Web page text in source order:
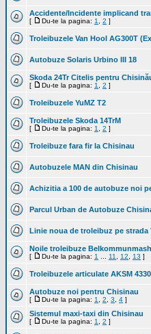
Accidente/Incidente implicand
[ Du-te la pagina: 1 2 ]
Troleibuzele Van Hool AG300T
Autobuze Solaris Urbino III 18
Skoda 24Tr Citelis pentru
[ Du-te la pagina: 1 2 ]
Troleibuzele YuMZ T2
Troleibuzele Skoda 14TrM
[ Du-te la pagina: 1 2 ]
Troleibuze fara fir la Chisinau
Autobuzele MAN din Chisinau
Achizitia a 100 de autobuze noi
Parcul Urban de Autobuze
Linie noua de troleibuz pe strada
Noile troleibuze
[ Du-te la pagina: 1 11 12 13 ]
Troleibuzele articulate AKSM
Autobuze noi pentru Chisinau
[ Du-te la pagina: 1 2 3 4 ]
Sistemul maxi-taxi din Chisinau
[ Du-te la pagina: 1 2 ]